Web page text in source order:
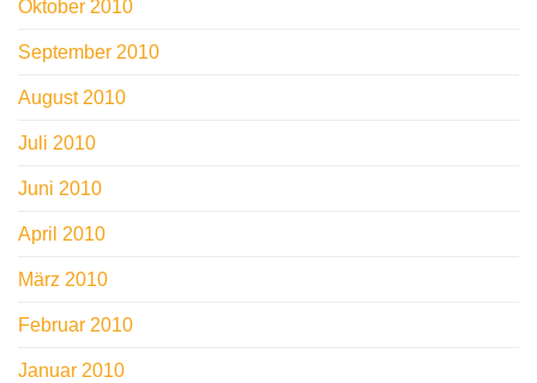
Oktober 2010
September 2010
August 2010
Juli 2010
Juni 2010
April 2010
März 2010
Februar 2010
Januar 2010